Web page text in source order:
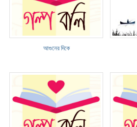
আগুনের দিকে